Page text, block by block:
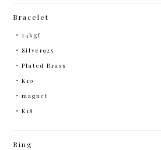
Bracelet
14kgf
Silver925
Plated Brass
K10
magnet
K18
Ring